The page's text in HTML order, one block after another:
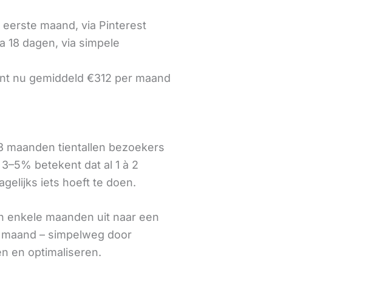
maand, via Pinterest
18 dagen, via simpele
nu gemiddeld €312 per maand
maanden tientallen bezoekers
betekent dat al 1 à 2
iets hoeft te doen.
enkele maanden uit naar een
– simpelweg door
en optimaliseren.